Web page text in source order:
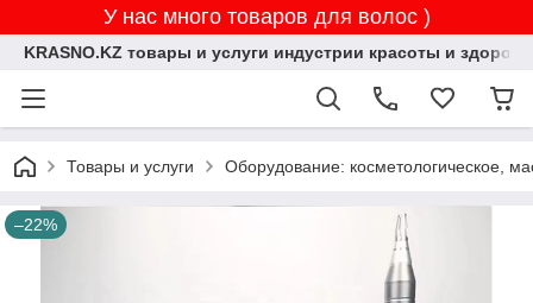
У нас много товаров для волос )
KRASNO.KZ товары и услуги индустрии красоты и
Товары и услуги Оборудование: косметологическое,
–22%